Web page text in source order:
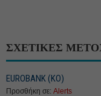
ΣΧΕΤΙΚΕΣ
EUROBANK (ΚΟ)
Προσθήκη σε: Alerts